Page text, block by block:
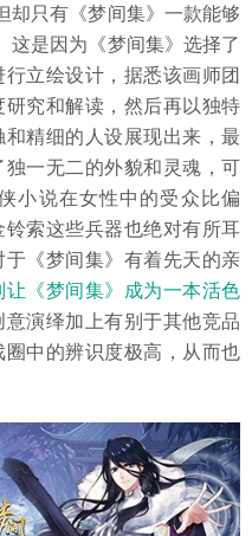
却只有《梦间集》一款能够
这是因为《梦间集》选择了
立绘设计，据悉该画师团
究和解读，然后再以独特
精细的人设展现出来，最
一无二的外貌和灵魂，可
小说在女性中的受众比偏
索这些兵器也绝对有所耳
《梦间集》有着先天的亲
《梦间集》成为一本活色
意演绎加上有别于其他竞品
中的辨识度极高，从而也